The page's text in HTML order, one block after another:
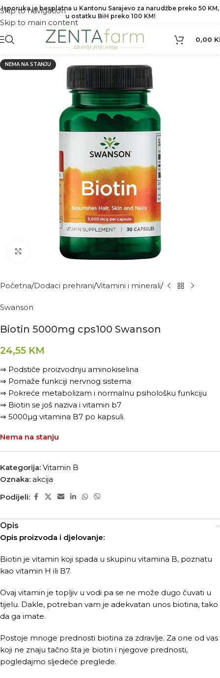
Skip to navigation
Skip to main content
Isporuka je besplatna u Kantonu Sarajevo za narudžbe preko 50 KM,
u ostatku BiH preko 100 KM!
0,00
NEMA NA STANJU
Kliknite za povećanje
Početna Dodaci prehrani Vitamini i minerali
Swanson
Biotin 5000mg cps100 Swanson
24,55 KM
⇒ Podstiče proizvodnju aminokiselina
⇒ Pomaže funkciji nervnog sistema
⇒ Pokreće metabolizam i normalnu psihološku funkciju
⇒ Biotin se još naziva i vitamin b7
⇒ 5000µg vitamina B7 po kapsuli.
Nema na stanju
Kategorija: Vitamin B
Oznaka: akcija
Podijeli:
Opis
Opis proizvoda i djelovanje:
Biotin je vitamin koji spada u skupinu vitamina B, poznatu
kao vitamin H ili B7.
Ovaj vitamin je topljiv u vodi pa se ne može dugo čuvati u
tijelu. Dakle, potreban vam je adekvatan unos biotina, tako
da ga imate.
Postoje mnoge prednosti biotina za zdravlje. Za one od vas
koji ne znaju tačno šta je biotin i njegove prednosti,
pogledajmo sljedeće preglede.